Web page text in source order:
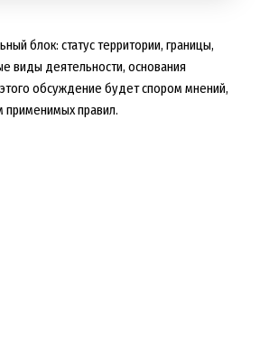
блок: статус территории, границы,
виды деятельности, основания
обсуждение будет спором мнений,
правил.